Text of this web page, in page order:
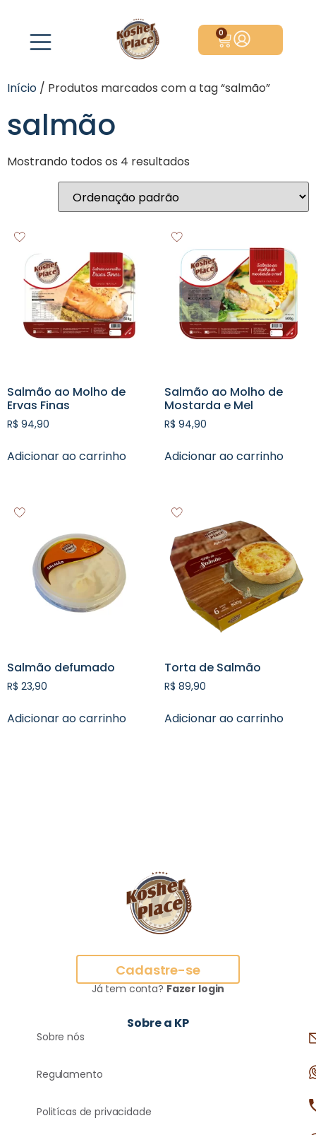
0
Início / Produtos marcados com a tag “salmão”
salmão
Mostrando todos os 4 resultados
Salmão ao Molho de
Ervas Finas
R$ 94,90
Adicionar ao carrinho
Salmão ao Molho de
Mostarda e Mel
R$ 94,90
Adicionar ao carrinho
Salmão defumado
R$ 23,90
Adicionar ao carrinho
Torta de Salmão
R$ 89,90
Adicionar ao carrinho
Cadastre-se
Já tem conta?Fazer login
Sobre a KP
Sobre nós
Regulamento
Politícas de privacidade